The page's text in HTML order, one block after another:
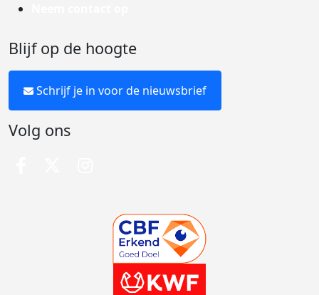
Blijf op de hoogte
Schrijf je in voor de nieuwsbrief
Volg ons